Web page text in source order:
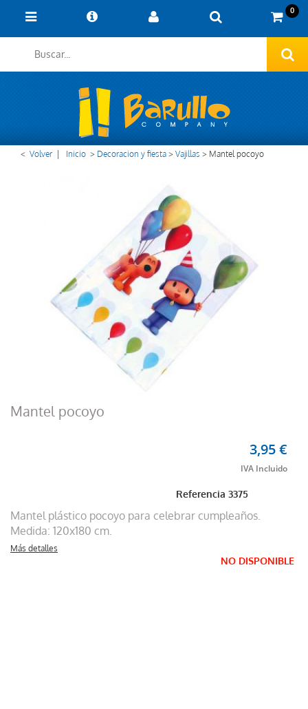
0
< Volver Inicio > Decoracion y fiesta>Vajillas > Mantel pocoyo
Mantel pocoyo
Referencia3375
3,95 €
Mantel plástico pocoyo para celebrar cumpleaños.
Medida: 120x180 cm.
Más detalles
NO DISPONIBLE